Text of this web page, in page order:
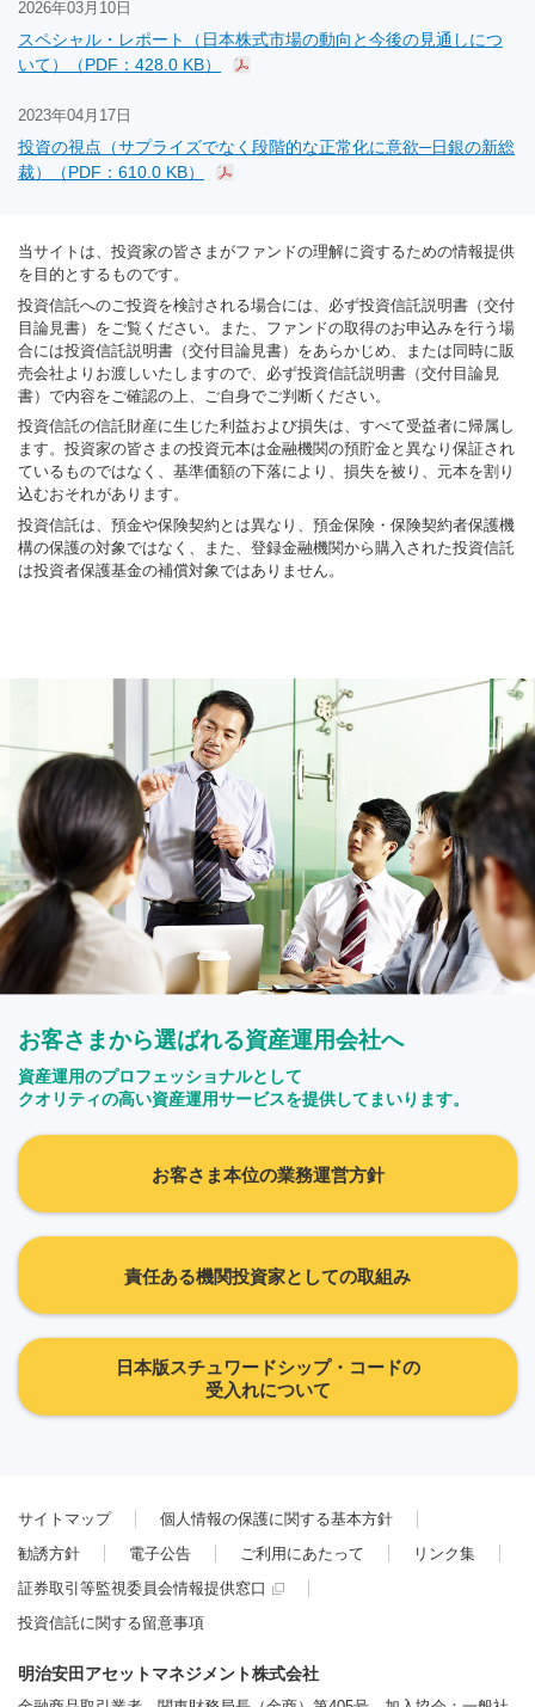
2026年03月10日
スペシャル・レポート（日本株式市場の動向と今後の見通しにつ
いて）（PDF：428.0 KB）
2023年04月17日
投資の視点（サプライズでなく段階的な正常化に意欲─日銀の新総
裁）（PDF：610.0 KB）
当サイトは、投資家の皆さまがファンドの理解に資するための情報提供
を目的とするものです。
投資信託へのご投資を検討される場合には、必ず投資信託説明書（交付
目論見書）をご覧ください。また、ファンドの取得のお申込みを行う場
合には投資信託説明書（交付目論見書）をあらかじめ、または同時に販
売会社よりお渡しいたしますので、必ず投資信託説明書（交付目論見
書）で内容をご確認の上、ご自身でご判断ください。
投資信託の信託財産に生じた利益および損失は、すべて受益者に帰属し
ます。投資家の皆さまの投資元本は金融機関の預貯金と異なり保証され
ているものではなく、基準価額の下落により、損失を被り、元本を割り
込むおそれがあります。
投資信託は、預金や保険契約とは異なり、預金保険・保険契約者保護機
構の保護の対象ではなく、また、登録金融機関から購入された投資信託
は投資者保護基金の補償対象ではありません。
お客さまから選ばれる資産運用会社へ
資産運用のプロフェッショナルとして
クオリティの高い資産運用サービスを提供してまいります。
お客さま本位の業務運営方針
責任ある機関投資家としての取組み
日本版スチュワードシップ・コードの
受入れについて
サイトマップ
個人情報の保護に関する基本方針
勧誘方針
電子公告 ご利用にあたって
リンク集
証券取引等監視委員会情報提供窓口
投資信託に関する留意事項
明治安田アセットマネジメント株式会社